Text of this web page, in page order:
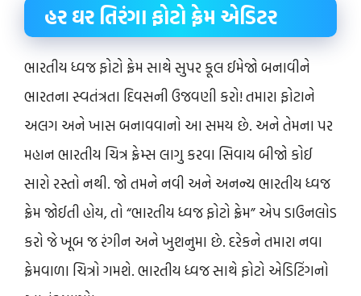
હર ઘર તિરંગા ફોટો ફ્રેમ એડિટર
ભારતીય ધ્વજ ફોટો ફ્રેમ સાથે સુપર કૂલ ઈમેજો બનાવીને
ભારતના સ્વતંત્રતા દિવસની ઉજવણી કરો! તમારા ફોટાને
અલગ અને ખાસ બનાવવાનો આ સમય છે. અને તેમના પર
મહાન ભારતીય ચિત્ર ફ્રેમ્સ લાગુ કરવા સિવાય બીજો કોઈ
સારો રસ્તો નથી. જો તમને નવી અને અનન્ય ભારતીય ધ્વજ
ફ્રેમ જોઈતી હોય, તો “ભારતીય ધ્વજ ફોટો ફ્રેમ” એપ ડાઉનલોડ
કરો જે ખૂબ જ રંગીન અને ખુશનુમા છે. દરેકને તમારા નવા
ફ્રેમવાળા ચિત્રો ગમશે. ભારતીય ધ્વજ સાથે ફોટો એડિટિંગનો